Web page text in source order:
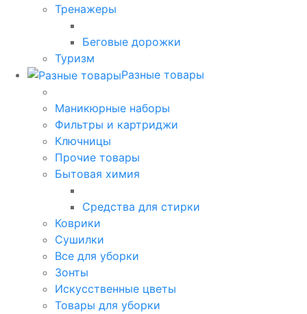
Тренажеры
Беговые дорожки
Туризм
Разные товары
Маникюрные наборы
Фильтры и картриджи
Ключницы
Прочие товары
Бытовая химия
Средства для стирки
Коврики
Сушилки
Все для уборки
Зонты
Искусственные цветы
Товары для уборки